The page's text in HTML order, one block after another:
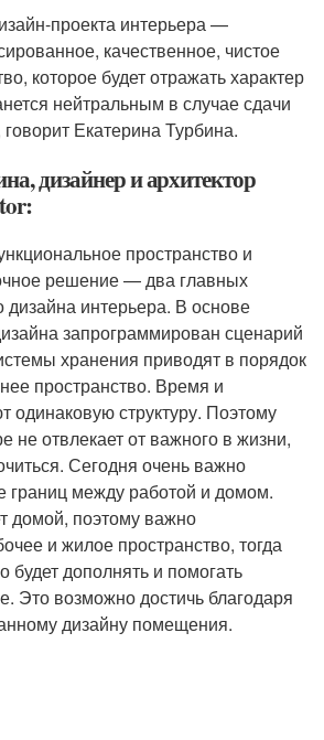
проекта интерьера —
качественное, чистое
которое будет отражать характер
нейтральным в случае сдачи
Екатерина Турбина.
дизайнер и архитектор
пространство и
решение — два главных
интерьера. В основе
запрограммирован сценарий
хранения приводят в порядок
пространство. Время и
одинаковую структуру. Поэтому
не отвлекает от важного в жизни,
Сегодня очень важно
границ между работой и домом.
домой, поэтому важно
и жилое пространство, тогда
будет дополнять и помогать
Это возможно достичь благодаря
дизайну помещения.